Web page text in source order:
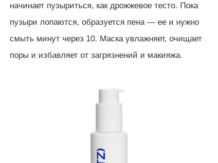
начинает пузыриться, как дрожжевое тесто. Пока
пузыри лопаются, образуется пена — ее и нужно
смыть минут через 10. Маска увлажняет, очищает
поры и избавляет от загрязнений и макияжа.